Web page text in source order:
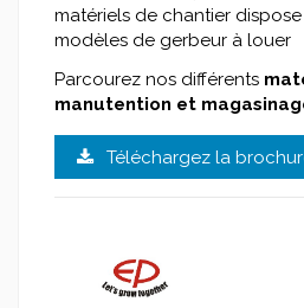
matériels de chantier
modèles de gerbeur à louer
Parcourez nos différents
manutention et
Téléchargez la